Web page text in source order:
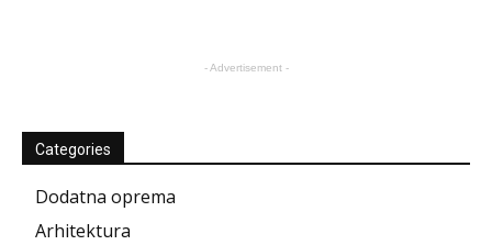
- Advertisement -
Categories
Dodatna oprema
Arhitektura